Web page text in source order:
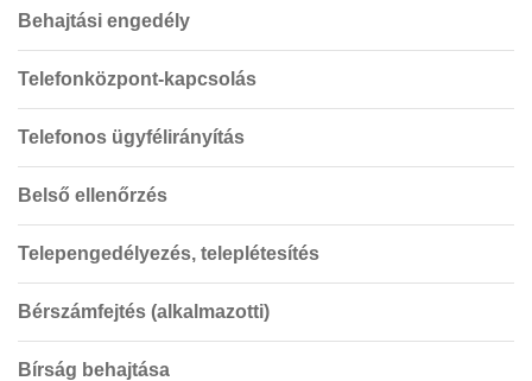
Behajtási engedély
Telefonközpont-kapcsolás
Telefonos ügyfélirányítás
Belső ellenőrzés
Telepengedélyezés, teleplétesítés
Bérszámfejtés (alkalmazotti)
Bírság behajtása